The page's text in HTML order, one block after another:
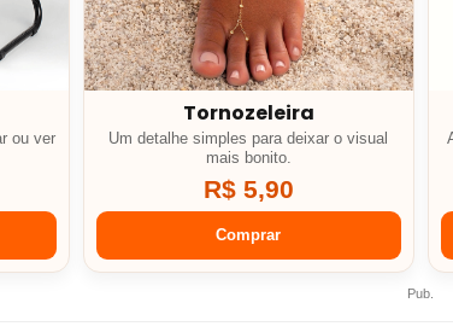
ou ver
Tornozeleira
Um detalhe simples para deixar o visual
mais bonito.
R$ 5,90
Comprar
Pub.